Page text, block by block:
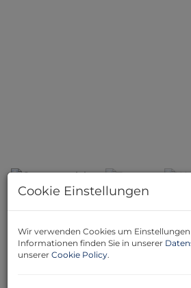
Beschreibung
Herzlich willkommen in Ihrem
Wien – eine charmante
Cookie Einstellungen
Wir verwenden Cookies um
Informationen finden Sie in unserer
unserer Cookie Policy.